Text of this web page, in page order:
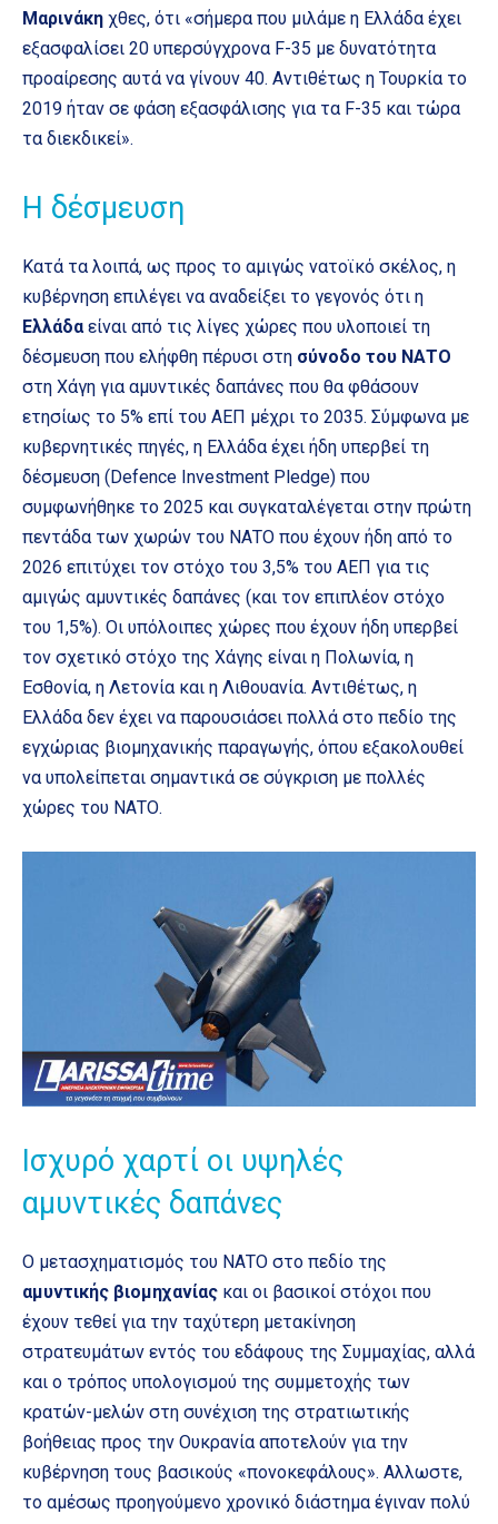
Μαρινάκη χθες, ότι «σήμερα που μιλάμε η Ελλάδα έχει
εξασφαλίσει 20 υπερσύγχρονα F-35 με δυνατότητα
προαίρεσης αυτά να γίνουν 40. Αντιθέτως η Τουρκία το
2019 ήταν σε φάση εξασφάλισης για τα F-35 και τώρα
τα διεκδικεί».
Η δέσμευση
Κατά τα λοιπά, ως προς το αμιγώς νατοϊκό σκέλος, η
κυβέρνηση επιλέγει να αναδείξει το γεγονός ότι η
Ελλάδαείναι από τις λίγες χώρες που υλοποιεί τη
δέσμευση που ελήφθη πέρυσι στη σύνοδο του ΝΑΤΟ
στη Χάγη για αμυντικές δαπάνες που θα φθάσουν
ετησίως το 5% επί του ΑΕΠ μέχρι το 2035. Σύμφωνα με
κυβερνητικές πηγές, η Ελλάδα έχει ήδη υπερβεί τη
δέσμευση (Defence Investment Pledge) που
συμφωνήθηκε το 2025 και συγκαταλέγεται στην πρώτη
πεντάδα των χωρών του ΝΑΤΟ που έχουν ήδη από το
2026 επιτύχει τον στόχο του 3,5% του ΑΕΠ για τις
αμιγώς αμυντικές δαπάνες (και τον επιπλέον στόχο
του 1,5%). Οι υπόλοιπες χώρες που έχουν ήδη υπερβεί
τον σχετικό στόχο της Χάγης είναι η Πολωνία, η
Εσθονία, η Λετονία και η Λιθουανία. Αντιθέτως, η
Ελλάδα δεν έχει να παρουσιάσει πολλά στο πεδίο της
εγχώριας βιομηχανικής παραγωγής, όπου εξακολουθεί
να υπολείπεται σημαντικά σε σύγκριση με πολλές
χώρες του ΝΑΤΟ.
Ισχυρό χαρτί οι υψηλές
αμυντικές δαπάνες
Ο μετασχηματισμός του ΝΑΤΟ στο πεδίο της
αμυντικής βιομηχανίας και oι βασικοί στόχοι που
έχουν τεθεί για την ταχύτερη μετακίνηση
στρατευμάτων εντός του εδάφους της Συμμαχίας, αλλά
και ο τρόπος υπολογισμού της συμμετοχής των
κρατών-μελών στη συνέχιση της στρατιωτικής
βοήθειας προς την Ουκρανία αποτελούν για την
κυβέρνηση τους βασικούς «πονοκεφάλους». Αλλωστε,
το αμέσως προηγούμενο χρονικό διάστημα έγιναν πολύ